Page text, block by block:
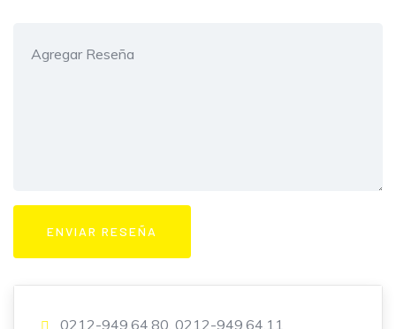
0212-949.64.80, 0212-949.64.11